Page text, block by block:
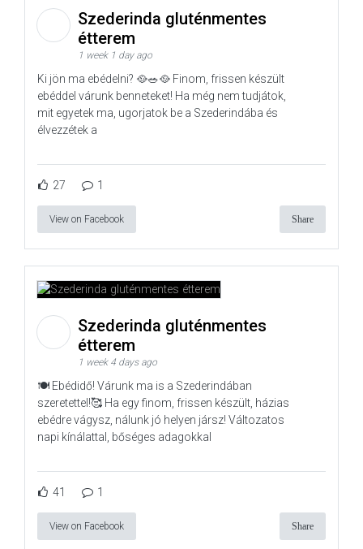
Szederinda gluténmentes
étterem
1 week 1 day ago
Ki jön ma ebédelni? 🥘🥗🥘 Finom, frissen készült
ebéddel várunk benneteket! Ha még nem tudjátok,
mit egyetek ma, ugorjatok be a Szederindába és
élvezzétek a
27 1
View on Facebook Share
Szederinda gluténmentes
étterem
1 week 4 days ago
🍽️ Ebédidő! Várunk ma is a Szederindában
szeretettel!🥰 Ha egy finom, frissen készült, házias
ebédre vágysz, nálunk jó helyen jársz! Változatos
napi kínálattal, bőséges adagokkal
41 1
View on Facebook Share